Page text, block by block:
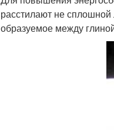
расстилают не
образуемое между